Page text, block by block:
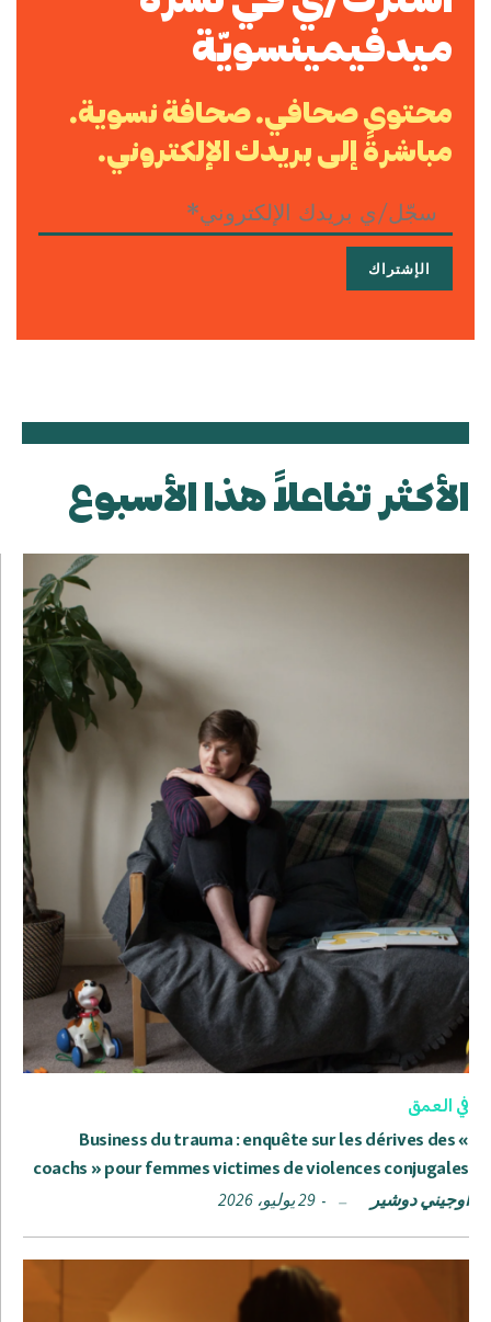
ميدفيمينسويّة
محتوى صحافي. صحافة نسوية.
مباشرةً إلى بريدك الإلكتروني.
الأكثر تفاعلاً هذا الأسبوع
في العمق
Business du trauma : enquête sur les dérives des «
coachs » pour femmes victimes de violences conjugales
أوجيني دوشير